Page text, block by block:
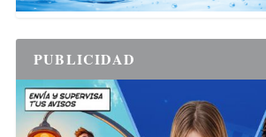
PUBLICIDAD